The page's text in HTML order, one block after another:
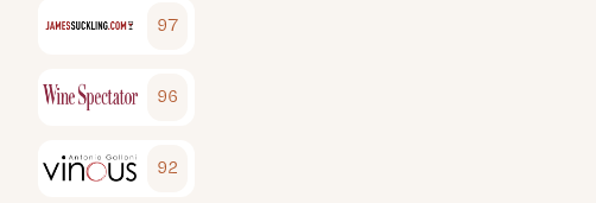
97
96
92